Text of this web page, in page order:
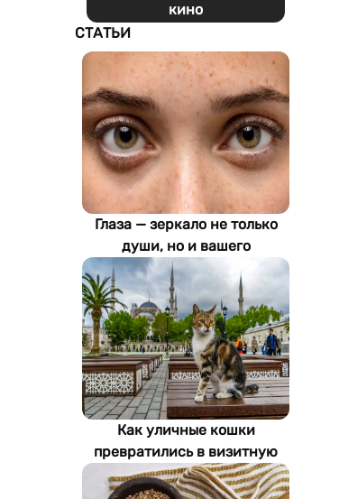
кино
СТАТЬИ
Глаза — зеркало не только
души, но и вашего
здоровья: как ИИ находит
болезни по фотографии
Как уличные кошки
превратились в визитную
карточку Стамбула